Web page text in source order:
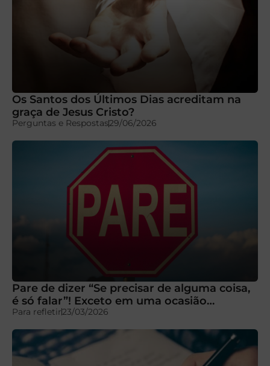
Os Santos dos Últimos Dias acreditam na
graça de Jesus Cristo?
Perguntas e Respostas29/06/2026
Pare de dizer “Se precisar de alguma coisa,
é só falar”! Exceto em uma ocasião…
Para refletir23/03/2026